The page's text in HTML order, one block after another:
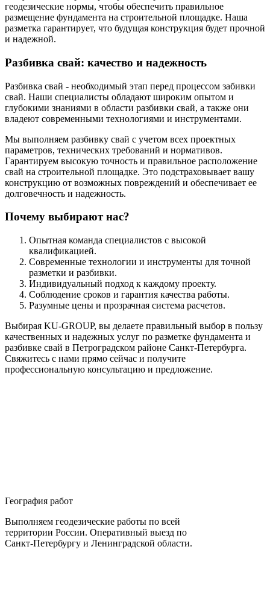
геодезические нормы, чтобы обеспечить правильное
размещение фундамента на строительной площадке. Наша
разметка гарантирует, что будущая конструкция будет прочной
и надежной.
Разбивка свай: качество и надежность
Разбивка свай - необходимый этап перед процессом забивки
свай. Наши специалисты обладают широким опытом и
глубокими знаниями в области разбивки свай, а также они
владеют современными технологиями и инструментами.
Мы выполняем разбивку свай с учетом всех проектных
параметров, технических требований и нормативов.
Гарантируем высокую точность и правильное расположение
свай на строительной площадке. Это подстраховывает вашу
конструкцию от возможных повреждений и обеспечивает ее
долговечность и надежность.
Почему выбирают нас?
Опытная команда специалистов с высокой
квалификацией.
Современные технологии и инструменты для точной
разметки и разбивки.
Индивидуальный подход к каждому проекту.
Соблюдение сроков и гарантия качества работы.
Разумные цены и прозрачная система расчетов.
Выбирая KU-GROUP, вы делаете правильный выбор в пользу
качественных и надежных услуг по разметке фундамента и
разбивке свай в Петроградском районе Санкт-Петербурга.
Свяжитесь с нами прямо сейчас и получите
профессиональную консультацию и предложение.
География работ
Выполняем геодезические работы по всей
территории России. Оперативный выезд по
Санкт-Петербургу и Ленинградской области.